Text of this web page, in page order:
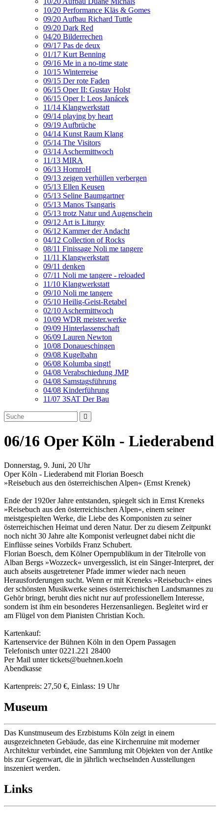
10/20 Performance Kläs & Gomes
09/20 Aufbau Richard Tuttle
09/20 Dark Red
04/20 Bilderrechen
09/17 Pas de deux
01/17 Kurt Benning
09/16 Me in a no-time state
10/15 Winterreise
09/15 Der rote Faden
06/15 Oper II: Gustav Holst
06/15 Oper I: Leos Janácek
11/14 Klangwerkstatt
09/14 playing by heart
09/19 Aufbrüche
04/14 Kunst Raum Klang
05/14 The Visitors
03/14 Aschermittwoch
11/13 MIRA
06/13 HornroH
09/13 zeigen verhüllen verbergen
05/13 Ellen Keusen
05/13 Seline Baumgartner
05/13 Manos Tsangaris
05/13 trotz Natur und Augenschein
09/12 Art is Liturgy
06/12 Kammer der Andacht
04/12 Collection of Rocks
08/11 Finissage Noli me tangere
11/11 Klangwerkstatt
09/11 denken
07/11 Noli me tangere - reloaded
11/10 Klangwerkstatt
09/10 Noli me tangere
05/10 Heilig-Geist-Retabel
02/10 Aschermittwoch
10/09 WDR meister.werke
09/09 Hinterlassenschaft
06/09 Lauren Newton
10/08 Donaueschingen
09/08 Kugelbahn
06/08 Kolumba singt!
04/08 Verabschiedung JMP
04/08 Samstagsführung
04/08 Kinderführung
11/07 3SAT Der Bau
06/16 Oper Köln - Liederabend
Donnerstag, 9. Juni, 20 Uhr
Oper Köln - Liederabend mit Florian Boesch
»Reisebuch aus den österreichischen Alpen« (Ernst Krenek)
Ende der 1920er Jahre entstanden, spiegelt sich in Ernst Kreneks
»Reisebuch aus den österreichischen Alpen«, einem seiner
meistgespielten Werke, die Liebe des Komponisten zu seiner
österreichischen Heimat und deren Natur. Der zu diesem Zeitpunkt
noch nicht 30 Jahre alte Komponist verleugnet dabei nicht die
Einflüsse seines Vorbilds Franz Schubert.
Florian Boesch, dem Kölner Opernpublikum in der Titelrolle von
Alban Bergs »Wozzeck« unvergesslich, ist ein Sänger-Interpret, der
auch abseits ausgetretener Pfade immer wieder nach neuen
Herausforderungen sucht. Wenn er mit Kreneks »Reisebuch« eines
der schönsten Musikwerke seines österreichischen Landsmannes zu
Gehör bringt, beruht dies nicht nur auf professionellem Interesse,
sondern ist ihm ein besonderes Herzensanliegen. Begleitet wird er
am Flügel von dem Pianisten Christian Koch.
Kartenkauf:
Kartenservice der Bühnen Köln in den Opern Passagen
Telefonisch unter 0221.221 28400
Per Mail unter tickets@buehnen.koeln
Abendkasse
Kartenpreis: 27,50 €, Einlass: 19 Uhr
Museum
Das Kunstmuseum des Erzbistums Köln zeigt in einem
ausgezeichneten Gebäude, das eine Kirchenruine mit moderner
Architektur verbindet, eine Sammlung mit Objekten von der Antike
bis zur Gegenwart, die in jährlich wechselnden Ausstellungen
inszeniert werden.
Links